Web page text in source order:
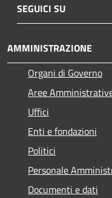
SEGUICI SU
AMMINISTRAZIONE
Organi di Governo
Aree
Uffici
Enti e fondazioni
Politici
Personale
Documenti e dati